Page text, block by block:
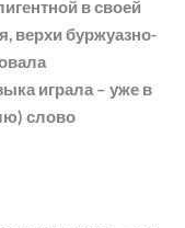
в своей
верхи буржуазно-
играла – уже в
слово